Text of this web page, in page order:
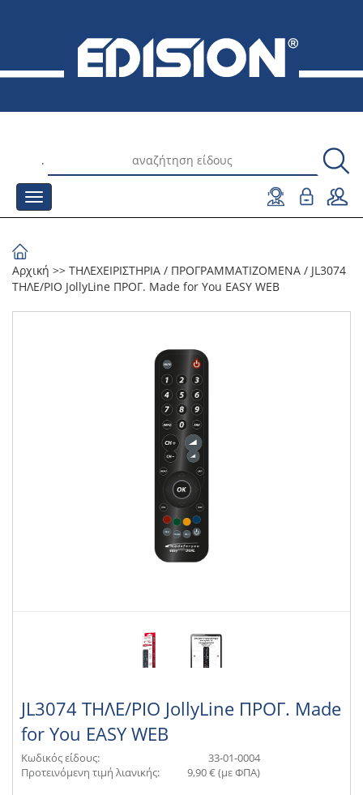
.
Αρχική >> ΤΗΛΕΧΕΙΡΙΣΤΗΡΙΑ / ΠΡΟΓΡΑΜΜΑΤΙΖΟΜΕΝΑ / JL3074
ΤΗΛΕ/ΡΙΟ JollyLine ΠΡΟΓ. Made for You EASY WEB
JL3074 ΤΗΛΕ/ΡΙΟ JollyLine ΠΡΟΓ. Made
for You EASY WEB
Κωδικός είδους:
33-01-0004
Προτεινόμενη τιμή λιανικής:
9,90 € (με ΦΠΑ)